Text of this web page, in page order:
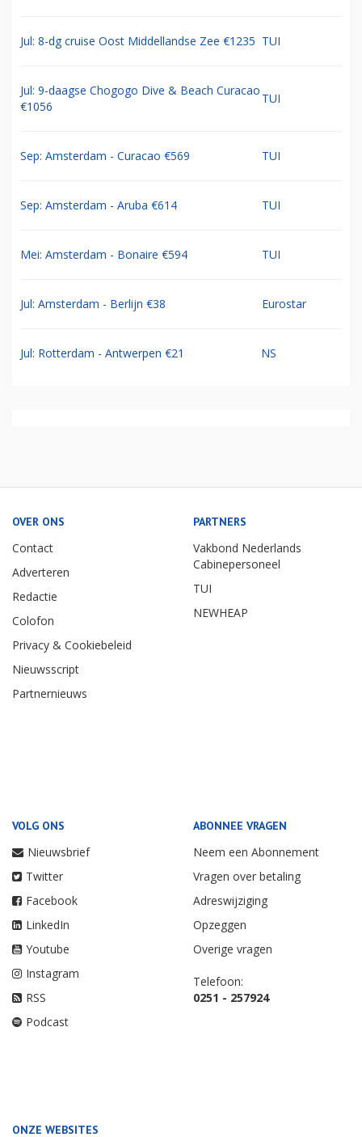
Jul: 8-dg cruise Oost Middellandse Zee €1235 TUI
Jul: 9-daagse Chogogo Dive & Beach Curacao
€1056
TUI
Sep: Amsterdam - Curacao €569 TUI
Sep: Amsterdam - Aruba €614 TUI
Mei: Amsterdam - Bonaire €594 TUI
Jul: Amsterdam - Berlijn €38 Eurostar
Jul: Rotterdam - Antwerpen €21 NS
OVER ONS
Contact
Adverteren
Redactie
Colofon
Privacy & Cookiebeleid
Nieuwsscript
Partnernieuws
PARTNERS
Vakbond Nederlands
Cabinepersoneel
TUI
NEWHEAP
VOLG ONS
Nieuwsbrief
Twitter
Facebook
LinkedIn
Youtube
Instagram
RSS
Podcast
ABONNEE VRAGEN
Neem een Abonnement
Vragen over betaling
Adreswijziging
Opzeggen
Overige vragen
Telefoon:
0251 - 257924
ONZE WEBSITES